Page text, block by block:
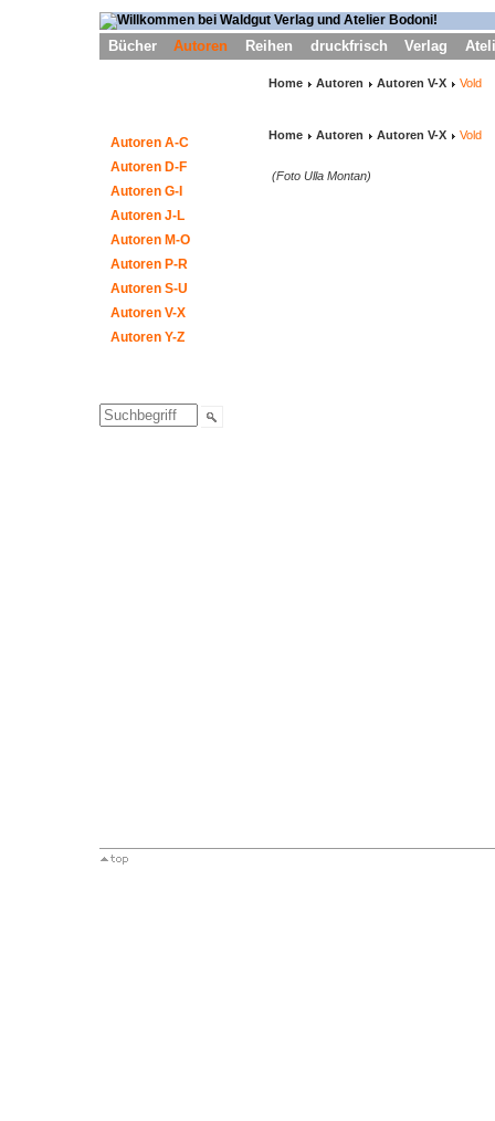
Bücher Autoren Reihen druckfrisch Verlag
Autoren A-C
Autoren D-F
Autoren G-I
Autoren J-L
Autoren M-O
Autoren P-R
Autoren S-U
Autoren V-X
Autoren Y-Z
Home Autoren Autoren V-X Vold
Home Autoren Autoren V-X Vold
(Foto Ulla Montan)